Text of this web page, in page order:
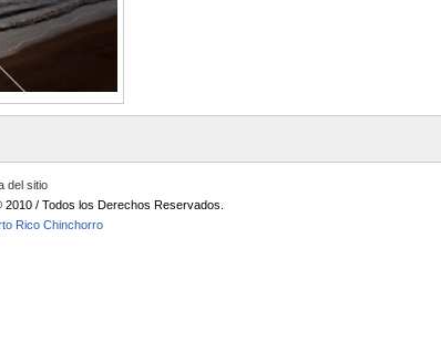
del sitio
2010 / Todos los Derechos Reservados.
Rico Chinchorro